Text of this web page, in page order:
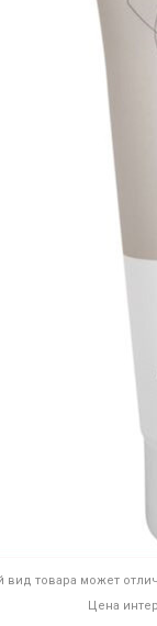
вид товара может
Цена